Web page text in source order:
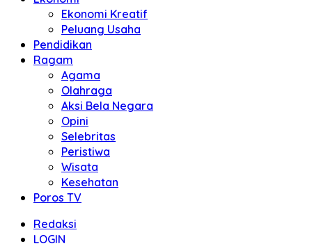
Ekonomi Kreatif
Peluang Usaha
Pendidikan
Ragam
Agama
Olahraga
Aksi Bela Negara
Opini
Selebritas
Peristiwa
Wisata
Kesehatan
Poros TV
Redaksi
LOGIN